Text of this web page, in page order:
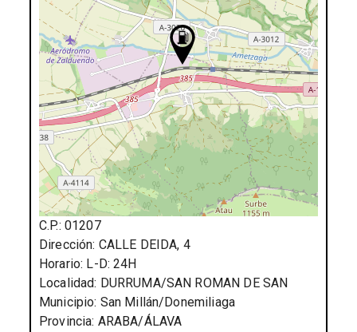
C.P.: 01207
Dirección: CALLE DEIDA, 4
Horario: L-D: 24H
Localidad: DURRUMA/SAN ROMAN DE SAN
Municipio: San Millán/Donemiliaga
Provincia: ARABA/ÁLAVA